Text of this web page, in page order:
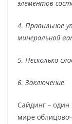
элементов
4. Правильное
минеральной
5. Несколько
6. Заключение
Сайдинг –
мире